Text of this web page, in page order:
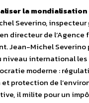
la mondialisation
Severino, inspecteur
directeur de l’Agence
Jean-Michel Severino
niveau international
moderne :
protection de
il milite pour un